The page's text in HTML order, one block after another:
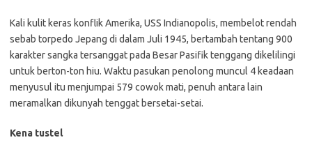
Kali kulit keras konflik Amerika, USS Indianopolis, membelot rendah
sebab torpedo Jepang di dalam Juli 1945, bertambah tentang 900
karakter sangka tersanggat pada Besar Pasifik tenggang dikelilingi
untuk berton-ton hiu. Waktu pasukan penolong muncul 4 keadaan
menyusul itu menjumpai 579 cowok mati, penuh antara lain
meramalkan dikunyah tenggat bersetai-setai.
Kena tustel